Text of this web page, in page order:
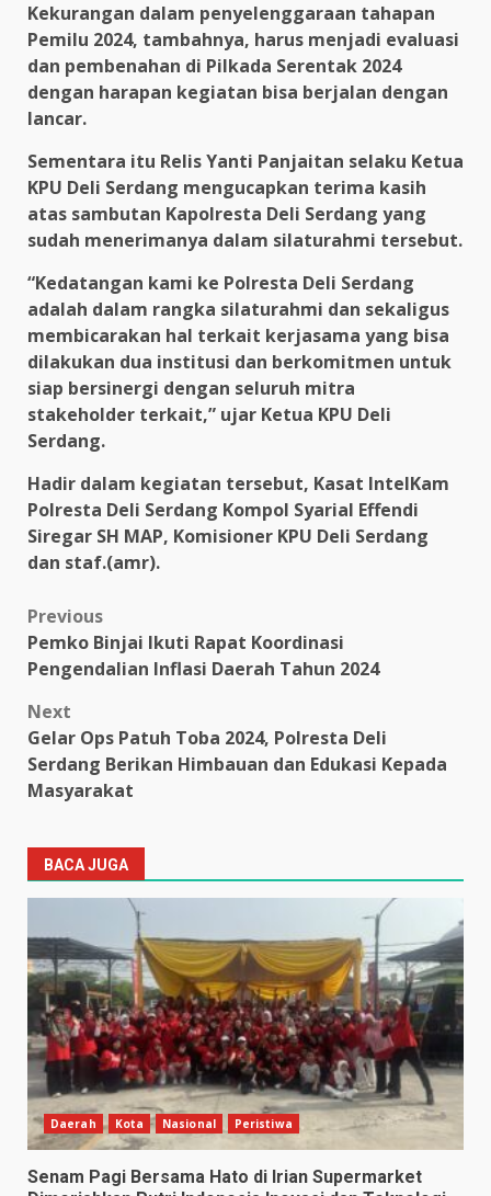
Kekurangan dalam penyelenggaraan tahapan
Pemilu 2024, tambahnya, harus menjadi evaluasi
dan pembenahan di Pilkada Serentak 2024
dengan harapan kegiatan bisa berjalan dengan
lancar.
Sementara itu Relis Yanti Panjaitan selaku Ketua
KPU Deli Serdang mengucapkan terima kasih
atas sambutan Kapolresta Deli Serdang yang
sudah menerimanya dalam silaturahmi tersebut.
“Kedatangan kami ke Polresta Deli Serdang
adalah dalam rangka silaturahmi dan sekaligus
membicarakan hal terkait kerjasama yang bisa
dilakukan dua institusi dan berkomitmen untuk
siap bersinergi dengan seluruh mitra
stakeholder terkait,” ujar Ketua KPU Deli
Serdang.
Hadir dalam kegiatan tersebut, Kasat IntelKam
Polresta Deli Serdang Kompol Syarial Effendi
Siregar SH MAP, Komisioner KPU Deli Serdang
dan staf.(amr).
Post
navigation
Previous
Pemko Binjai Ikuti Rapat Koordinasi
Pengendalian Inflasi Daerah Tahun 2024
Next
Gelar Ops Patuh Toba 2024, Polresta Deli
Serdang Berikan Himbauan dan Edukasi Kepada
Masyarakat
BACA JUGA
Daerah Kota Nasional Peristiwa
Senam Pagi Bersama Hato di Irian Supermarket